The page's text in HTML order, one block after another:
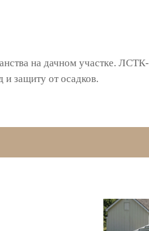
на дачном участке. ЛСТК-
защиту от осадков.